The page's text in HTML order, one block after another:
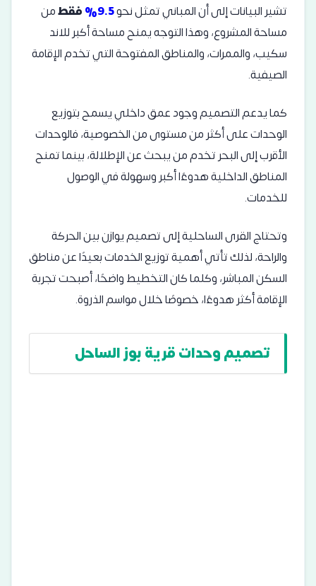
تشير البيانات إلى أن المباني تمثل نحو9.5% فقطمن
مساحة المشروع، وهذا التوجه يمنح مساحة أكبر للاند
سكيب، والممرات، والمناطق المفتوحة التي تخدم الإقامة
الصيفية.
كما يدعم التصميم وجود عمق داخلي يسمح بتوزيع
الوحدات على أكثر من مستوى من الخصوصية، فالوحدات
الأقرب إلى البحر تخدم من يبحث عن الإطلالة، بينما تمنح
المناطق الداخلية هدوءًا أكبر وسهولة في الوصول
للخدمات.
وتحتاج القرى الساحلية إلى تصميم يوازن بين الحركة
والراحة، لذلك تأتي أهمية توزيع الخدمات بعيدًا عن مناطق
السكن المباشر، وكلما كان التخطيط واضحًا، أصبحت تجربة
الإقامة أكثر هدوءًا، خصوصًا خلال مواسم الذروة.
تصميم وحدات قرية بوز الساحل